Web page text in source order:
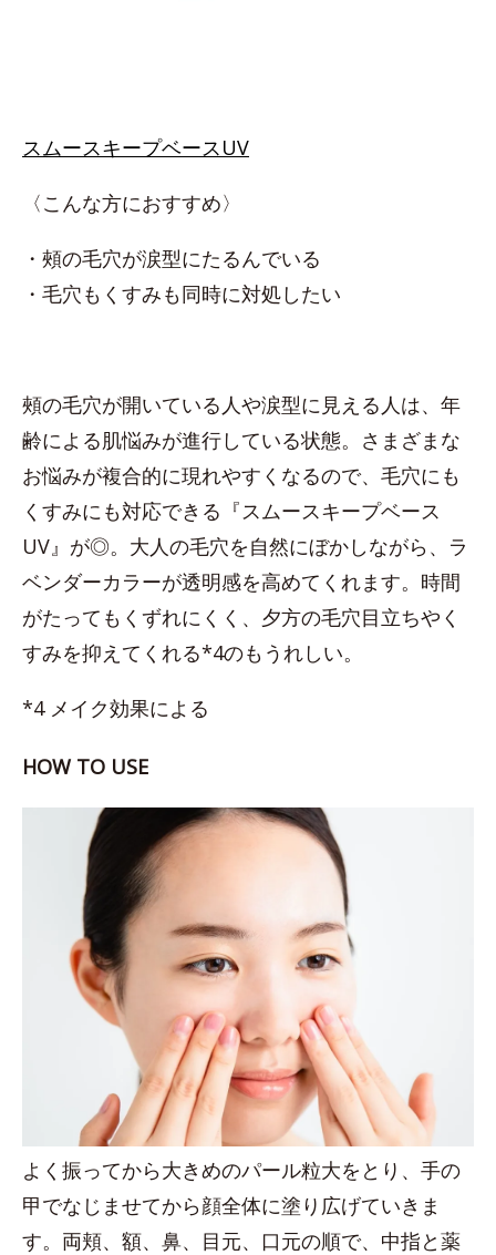
スムースキープベースUV
〈こんな方におすすめ〉
・頰の毛穴が涙型にたるんでいる
・毛穴もくすみも同時に対処したい
頰の毛穴が開いている人や涙型に見える人は、年
齢による肌悩みが進行している状態。さまざまな
お悩みが複合的に現れやすくなるので、毛穴にも
くすみにも対応できる『スムースキープベース
UV』が◎。大人の毛穴を自然にぼかしながら、ラ
ベンダーカラーが透明感を高めてくれます。時間
がたってもくずれにくく、夕方の毛穴目立ちやく
すみを抑えてくれる*4のもうれしい。
*4 メイク効果による
HOW TO USE
よく振ってから大きめのパール粒大をとり、手の
甲でなじませてから顔全体に塗り広げていきま
す。両頬、額、鼻、目元、口元の順で、中指と薬